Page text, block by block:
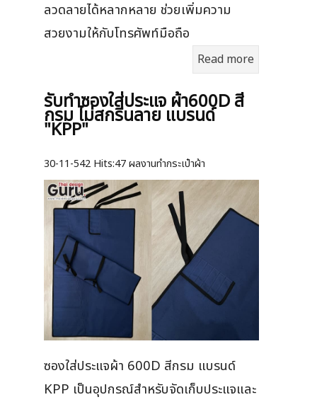
ลวดลายได้หลากหลาย ช่วยเพิ่มความ
สวยงามให้กับโทรศัพท์มือถือ
Read more
รับทำซองใส่ประแจ ผ้า600D สี
กรม ไม่สกรีนลาย แบรนด์
"KPP"
30-11-542 Hits:47 ผลงานทำกระเป๋าผ้า
ซองใส่ประแจผ้า 600D สีกรม แบรนด์
KPP เป็นอุปกรณ์สำหรับจัดเก็บประแจและ